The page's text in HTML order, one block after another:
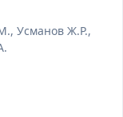
Усманов Ж.Р.,